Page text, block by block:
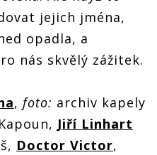
jejich jména,
opadla, a
nás skvělý zážitek.
, foto: archiv kapely
Jiří Linhart
Doctor Victor,